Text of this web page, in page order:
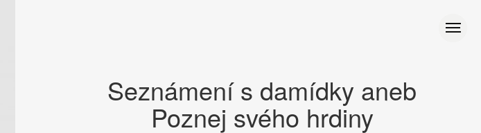
Seznámení s damídky aneb
Poznej svého hrdiny